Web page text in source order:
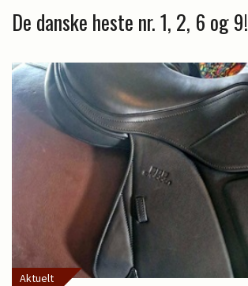
De danske heste nr. 1, 2, 6 og 9!
Aktuelt